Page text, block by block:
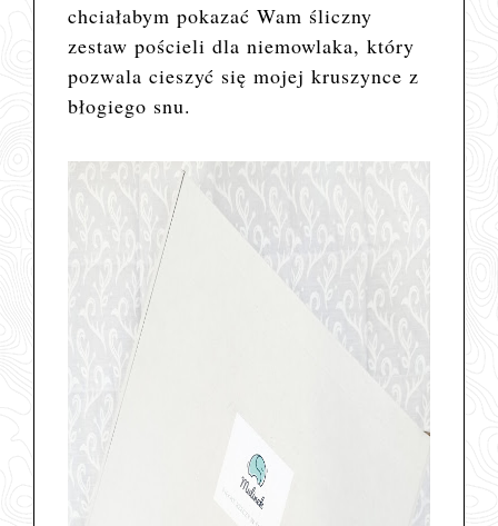
chciałabym pokazać Wam śliczny
zestaw pościeli dla niemowlaka, który
pozwala cieszyć się mojej kruszynce z
błogiego snu.